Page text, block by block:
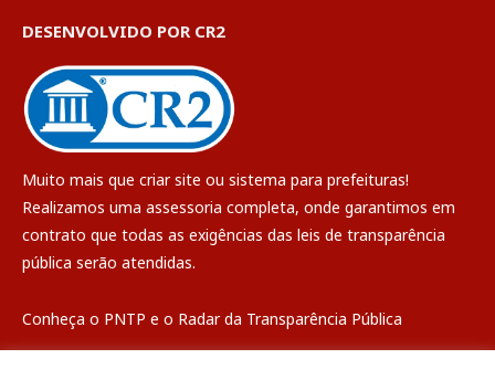
DESENVOLVIDO POR CR2
Muito mais que criar site ou sistema para prefeituras!
Realizamos uma assessoria completa, onde garantimos em
contrato que todas as exigências das leis de transparência
pública serão atendidas.
Conheça o PNTP e o Radar da Transparência Pública